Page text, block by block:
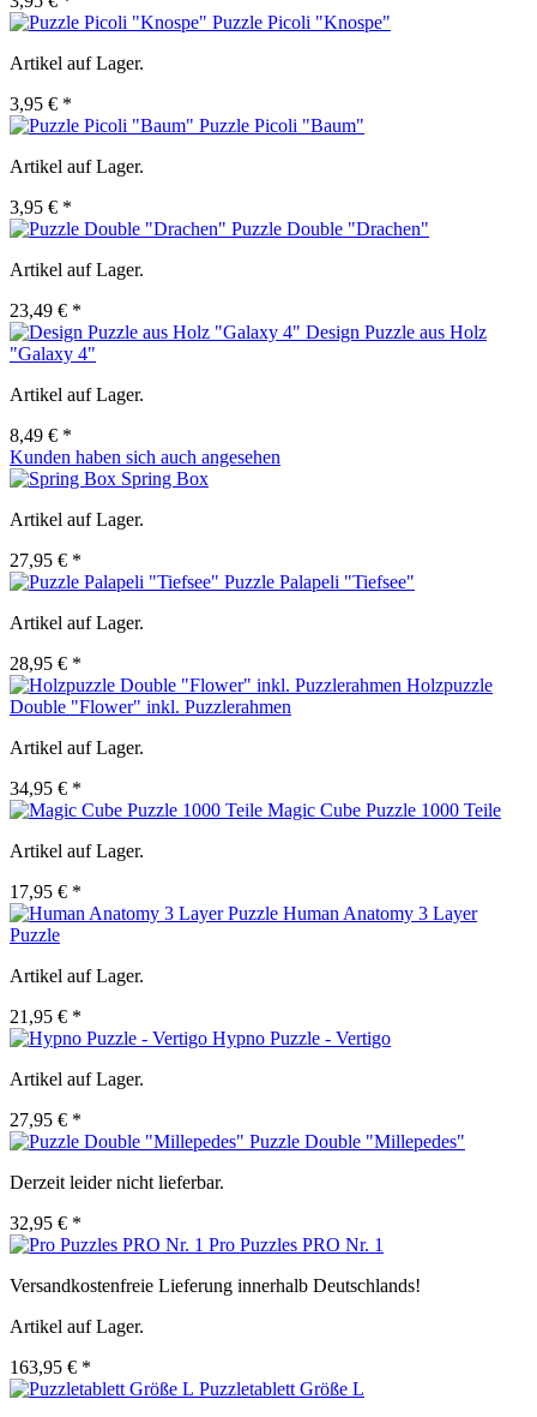
Puzzle Picoli "Knospe"
Artikel auf Lager.
3,95 € *
Puzzle Picoli "Baum"
Artikel auf Lager.
3,95 € *
Puzzle Double "Drachen"
Artikel auf Lager.
23,49 € *
Design Puzzle aus Holz
"Galaxy 4"
Artikel auf Lager.
8,49 € *
Kunden haben sich auch angesehen
Spring Box
Artikel auf Lager.
27,95 € *
Puzzle Palapeli "Tiefsee"
Artikel auf Lager.
28,95 € *
Holzpuzzle
Double "Flower" inkl. Puzzlerahmen
Artikel auf Lager.
34,95 € *
Magic Cube Puzzle 1000 Teile
Artikel auf Lager.
17,95 € *
Human Anatomy 3 Layer
Puzzle
Artikel auf Lager.
21,95 € *
Hypno Puzzle - Vertigo
Artikel auf Lager.
27,95 € *
Puzzle Double "Millepedes"
Derzeit leider nicht lieferbar.
32,95 € *
Pro Puzzles PRO Nr. 1
Versandkostenfreie Lieferung innerhalb Deutschlands!
Artikel auf Lager.
163,95 € *
Puzzletablett Größe L